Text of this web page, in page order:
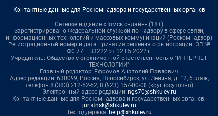
Контактные данные для Роскомнадзора и государственных органов
Сетевое издание «Томск онлайн» (18+)
Зарегистрировано Федеральной службой по надзору в сфере связи,
информационных технологий и массовых коммуникаций (Роскомнадзор)
Регистрационный номер и дата принятия решения о регистрации: ЭЛ №
ФС 77 – 83222 от 12.05.2022 г.
Учредитель: Общество с ограниченной ответственностью "ИНТЕРНЕТ
ТЕХНОЛОГИИ"
Главный редактор: Ефремов Анатолий Павлович
Адрес редакции: 630099, Россия, Новосибирск, ул. Ленина, д. 12, 6 этаж,
телефон 8 (383) 212-52-52, 8 (923) 157-00-00 (круглосуточно)
Электронный адрес редакции: ngs70@shkulev.ru
Контактные данные для Роскомнадзора и государственных органов:
juristnsk@shkulev.ru
Техподдержка: help@shkulev.ru